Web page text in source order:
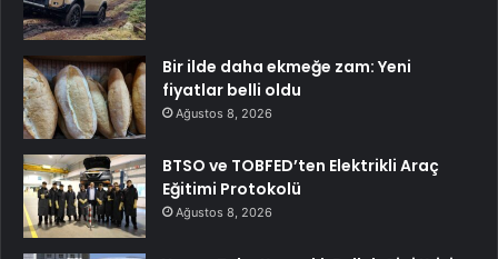
Bir ilde daha ekmeğe zam: Yeni
fiyatlar belli oldu
Ağustos 8, 2026
BTSO ve TOBFED’ten Elektrikli Araç
Eğitimi Protokolü
Ağustos 8, 2026